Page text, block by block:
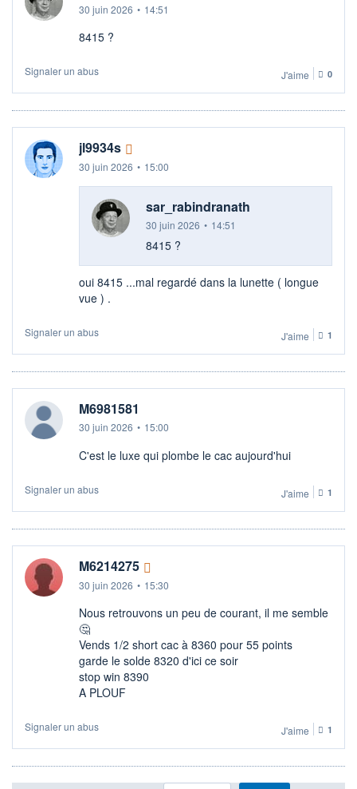
30 juin 2026 • 14:51
8415 ?
Signaler un abus J'aime 0
jl9934s
30 juin 2026 • 15:00
sar_rabindranath
30 juin 2026 • 14:51
8415 ?
oui 8415 ...mal regardé dans la lunette ( longue
vue ) .
Signaler un abus J'aime 1
M6981581
30 juin 2026 • 15:00
C'est le luxe qui plombe le cac aujourd'hui
Signaler un abus J'aime 1
M6214275
30 juin 2026 • 15:30
Nous retrouvons un peu de courant, il me semble
🤔​
Vends 1/2 short cac à 8360 pour 55 points
garde le solde 8320 d'ici ce soir
stop win 8390
A PLOUF
Signaler un abus J'aime 1